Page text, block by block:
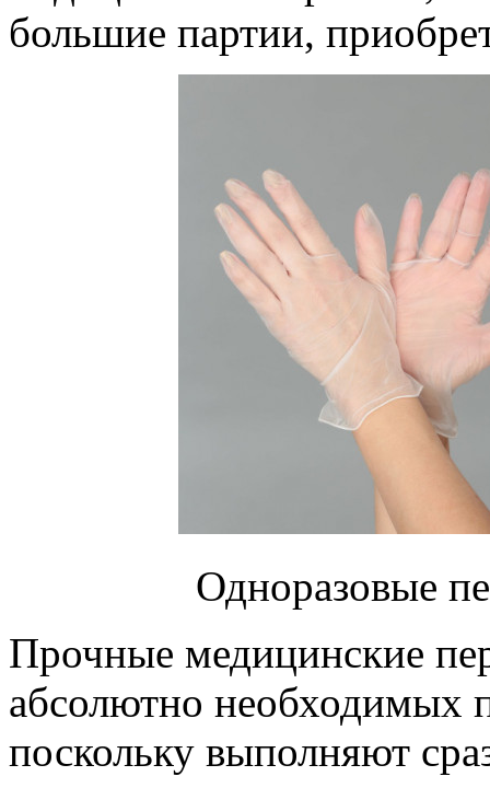
большие партии,
Одноразовые
Прочные медицинские
абсолютно необходимых
поскольку выполняют